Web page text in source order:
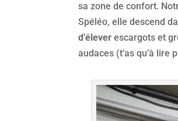
sa zone de confort.
Spéléo, elle descend
d’élever escargots et
audaces (t’as qu’à lire